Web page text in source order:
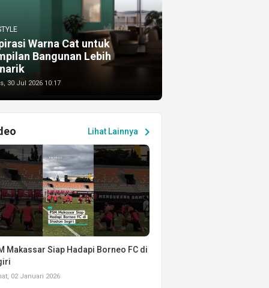
Warna Cat untuk
Bangunan Lebih
30 Jul 2026 10:17
Lihat Lainnya chevron_right
Makassar Siap Hadapi Borneo FC di
02 Januari 2026